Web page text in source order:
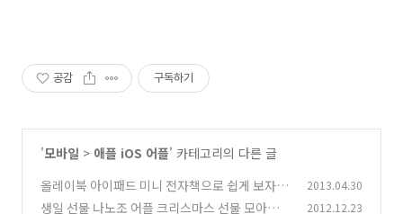
공감 구독하기
'모바일 > 애플 iOS 어플' 카테고리의 다른 글
올레이북 아이패드 미니 전자책으로 쉽게 보자
(2)
2013.04.30
생일 선물 나노조 어플 크리스마스 선물 모아서
2012.12.23